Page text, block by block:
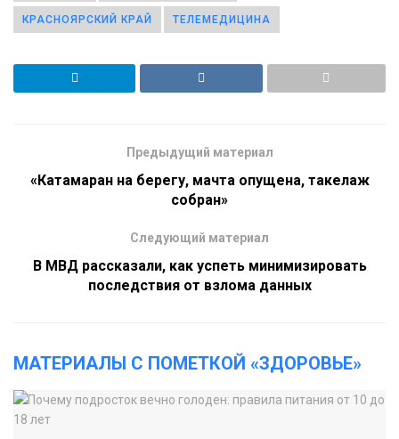
КРАСНОЯРСКИЙ КРАЙ ТЕЛЕМЕДИЦИНА
Предыдущий материал
«Катамаран на берегу, мачта опущена, такелаж
собран»
Следующий материал
В МВД рассказали, как успеть минимизировать
последствия от взлома данных
МАТЕРИАЛЫ С ПОМЕТКОЙ «ЗДОРОВЬЕ»